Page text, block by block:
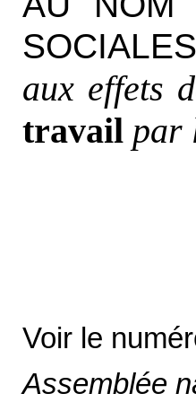
aux effets
travail par
Voir le
Assemblée